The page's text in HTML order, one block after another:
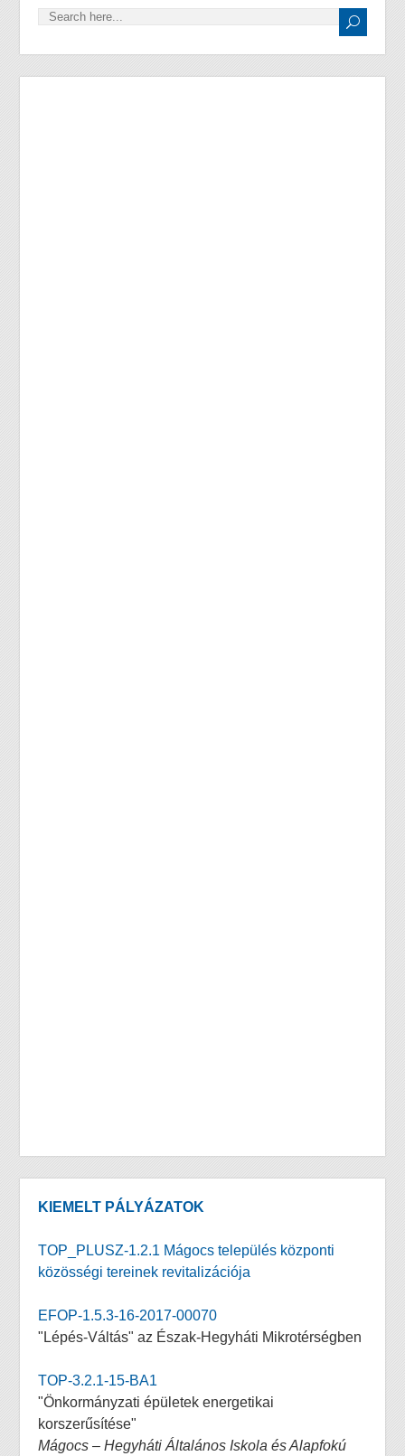
KIEMELT PÁLYÁZATOK
TOP_PLUSZ-1.2.1 Mágocs település központi
közösségi tereinek revitalizációja
EFOP-1.5.3-16-2017-00070
"Lépés-Váltás" az Észak-Hegyháti Mikrotérségben
TOP-3.2.1-15-BA1
"Önkormányzati épületek energetikai
korszerűsítése"
Mágocs – Hegyháti Általános Iskola és Alapfokú